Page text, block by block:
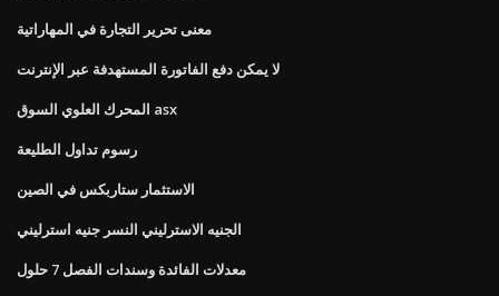
معنى تحرير التجارة في المهاراتية
لا يمكن دفع الفاتورة المستهدفة عبر الإنترنت
المحرك العلوي السوق asx
رسوم تداول الطليعة
الاستثمار ستاربكس في الصين
الجنيه الاسترليني النسر جنيه استرليني
معدلات الفائدة وسندات الفصل 7 حلول